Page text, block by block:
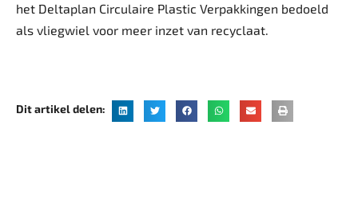
het Deltaplan Circulaire Plastic Verpakkingen bedoeld
als vliegwiel voor meer inzet van recyclaat.
Dit artikel delen: